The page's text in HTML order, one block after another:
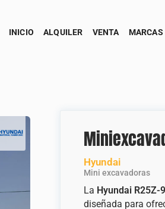
INICIO ALQUILER VENTA MARCAS
Hyundai
Mini excavadoras
La Hyundai R25Z-
diseñada para